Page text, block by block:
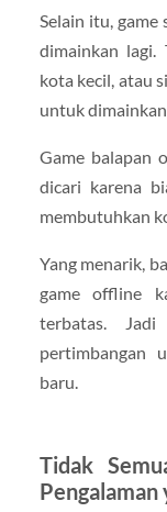
Selain itu,
dimainkan lagi.
kota kecil, atau
untuk
Game balapan
dicari karena
membutuhkan
Yang menarik,
game offline
terbatas.
pertimbangan
baru.
Tidak
Pengalaman